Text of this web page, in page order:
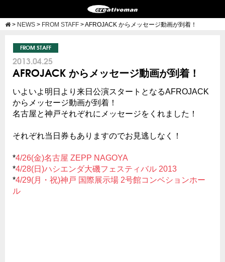
> NEWS > FROM STAFF >AFROJACK からメッセージ動画が到着！
FROM STAFF
2013.04.25
AFROJACK からメッセージ動画が到着！
いよいよ明日より来日公演スタートとなるAFROJACK
からメッセージ動画が到着！
名古屋と神戸それぞれにメッセージをくれました！
それぞれ当日券もありますのでお見逃しなく！
*4/26(金)名古屋 ZEPP NAGOYA
*4/28(日)ハシエンダ大磯フェスティバル 2013
*4/29(月・祝)神戸 国際展示場 2号館コンベションホー
ル